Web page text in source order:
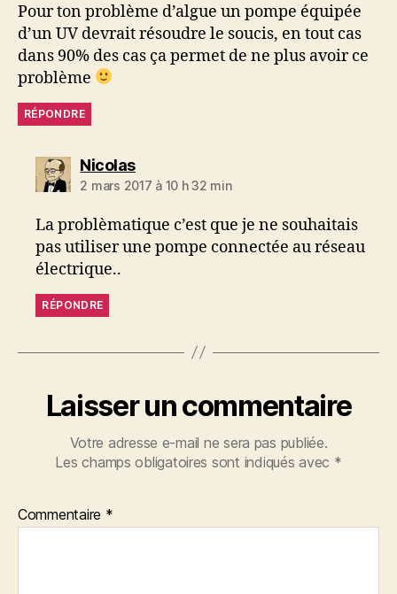
Pour ton problème d’algue un pompe équipée
d’un UV devrait résoudre le soucis, en tout cas
dans 90% des cas ça permet de ne plus avoir ce
problème
RÉPONDRE
Nicolasdit :
2 mars 2017 à 10 h 32 min
La problèmatique c’est que je ne souhaitais
pas utiliser une pompe connectée au réseau
électrique..
RÉPONDRE
Laisser un commentaire
Votre adresse e-mail ne sera pas publiée.
Les champs obligatoires sont indiqués avec *
Commentaire *